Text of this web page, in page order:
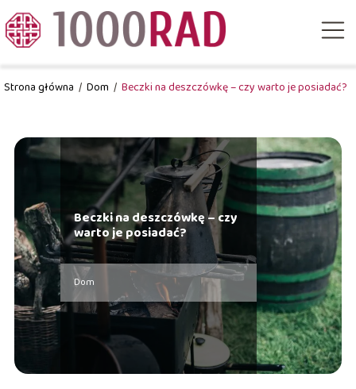
Strona główna / Dom / Beczki na deszczówkę – czy warto je posiadać?
Beczki na deszczówkę – czy
warto je posiadać?
Dom